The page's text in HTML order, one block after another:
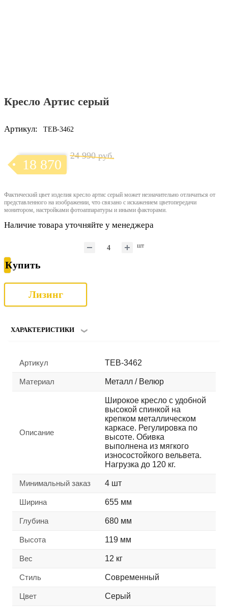
Кресло Артис серый
Артикул: TEB-3462
18 870
24 990 руб.
Фактический цвет изделия кресло артис серый может незначительно отличаться от
представленного на изображении, что связано с искажением цветопередачи
монитором, настройками фотоаппаратуры и иными факторами.
Наличие товара уточняйте у менеджера
шт
Купить
Лизинг
ХАРАКТЕРИСТИКИ
Артикул TEB-3462
Материал Металл / Велюр
Описание
Широкое кресло с удобной
высокой спинкой на
крепком металлическом
каркасе. Регулировка по
высоте. Обивка
выполнена из мягкого
износостойкого вельвета.
Нагрузка до 120 кг.
Минимальный заказ 4 шт
Ширина 655 мм
Глубина 680 мм
Высота 119 мм
Вес 12 кг
Стиль Современный
Цвет Серый